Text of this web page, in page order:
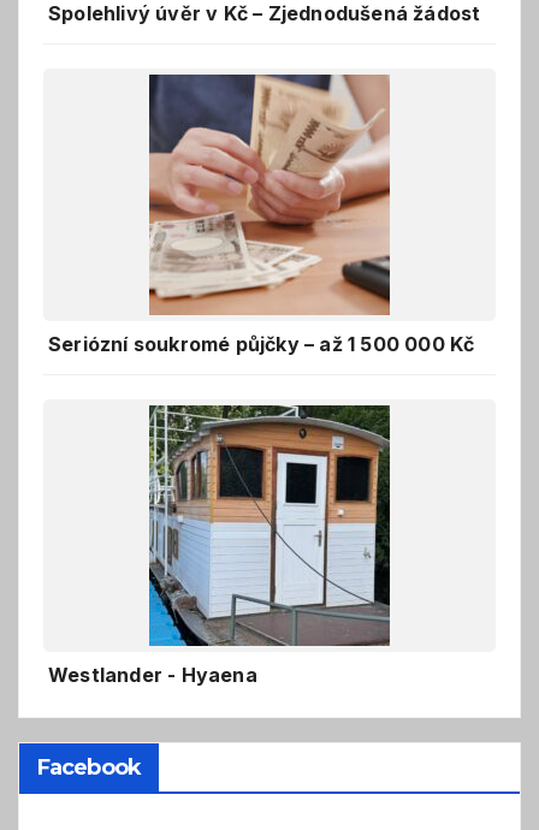
Spolehlivý úvěr v Kč – Zjednodušená žádost
Seriózní soukromé půjčky – až 1 500 000 Kč
Westlander - Hyaena
Facebook